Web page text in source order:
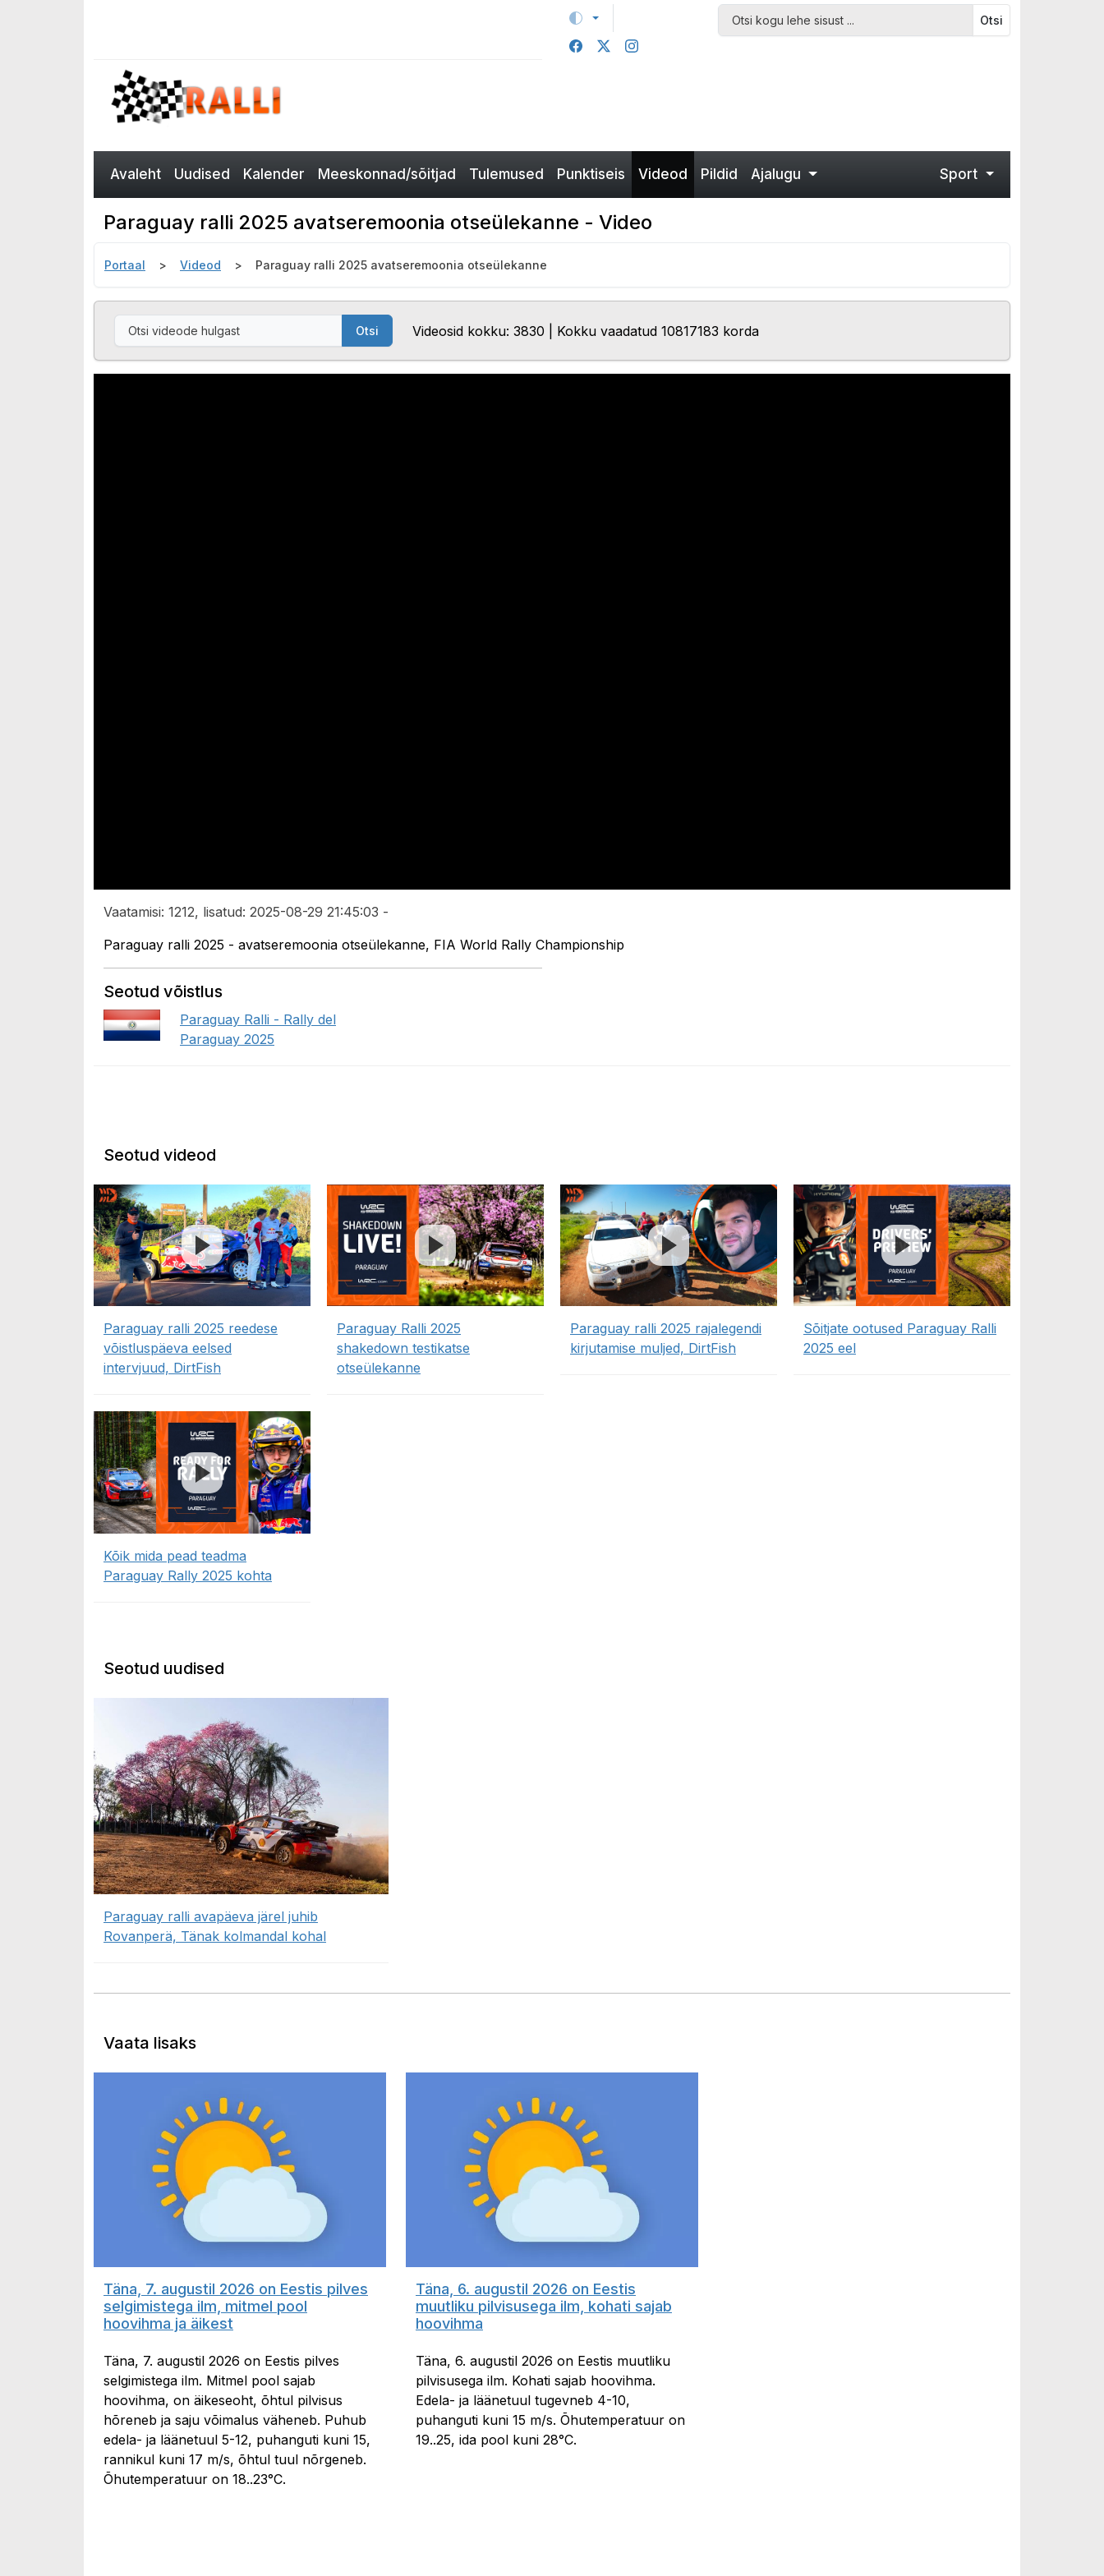
Otsi
Avaleht Uudised Kalender Meeskonnad/sõitjad Tulemused Punktiseis Videod Pildid Ajalugu Sport
Paraguay ralli 2025 avatseremoonia otseülekanne - Video
Portaal Videod Paraguay ralli 2025 avatseremoonia otseülekanne
Otsi Videosid kokku: 3830 | Kokku vaadatud 10817183 korda
Vaatamisi: 1212, lisatud: 2025-08-29 21:45:03 -
Paraguay ralli 2025 - avatseremoonia otseülekanne, FIA World Rally Championship
Seotud võistlus
Paraguay Ralli - Rally del
Paraguay 2025
Seotud videod
Paraguay ralli 2025 reedese
võistluspäeva eelsed
intervjuud, DirtFish
Paraguay Ralli 2025
shakedown testikatse
otseülekanne
Paraguay ralli 2025 rajalegendi
kirjutamise muljed, DirtFish
Sõitjate ootused Paraguay Ralli
2025 eel
Kõik mida pead teadma
Paraguay Rally 2025 kohta
Seotud uudised
Paraguay ralli avapäeva järel juhib
Rovanperä, Tänak kolmandal kohal
Vaata lisaks
Täna, 7. augustil 2026 on Eestis pilves
selgimistega ilm, mitmel pool
hoovihma ja äikest
Täna, 7. augustil 2026 on Eestis pilves
selgimistega ilm. Mitmel pool sajab
hoovihma, on äikeseoht, õhtul pilvisus
hõreneb ja saju võimalus väheneb. Puhub
edela- ja läänetuul 5-12, puhanguti kuni 15,
rannikul kuni 17 m/s, õhtul tuul nõrgeneb.
Õhutemperatuur on 18..23°C.
Täna, 6. augustil 2026 on Eestis
muutliku pilvisusega ilm, kohati sajab
hoovihma
Täna, 6. augustil 2026 on Eestis muutliku
pilvisusega ilm. Kohati sajab hoovihma.
Edela- ja läänetuul tugevneb 4-10,
puhanguti kuni 15 m/s. Õhutemperatuur on
19..25, ida pool kuni 28°C.